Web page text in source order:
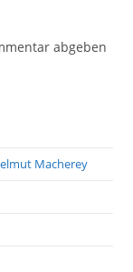
abgeben
Macherey